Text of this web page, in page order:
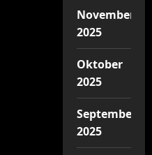
November
2025
Oktober
2025
September
2025